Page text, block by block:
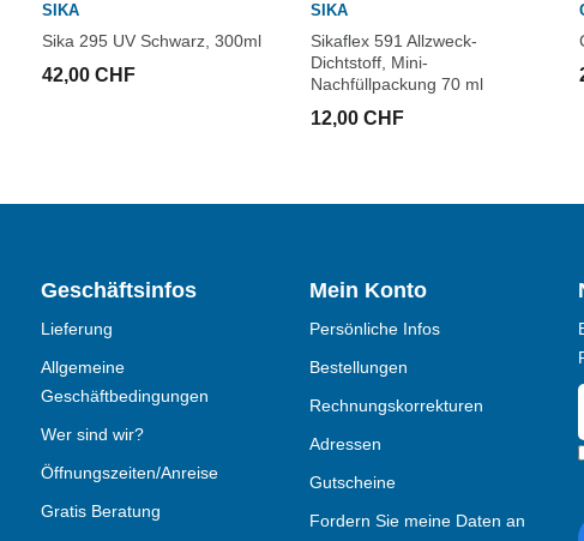
SIKA
Sika 295 UV Schwarz, 300ml
42,00 CHF
SIKA
Sikaflex 591 Allzweck-
Dichtstoff, Mini-
Nachfüllpackung 70 ml
12,00 CHF
Geschäftsinfos
Lieferung
Allgemeine
Geschäftbedingungen
Wer sind wir?
Öffnungszeiten/Anreise
Gratis Beratung
Mein Konto
Persönliche Infos
Bestellungen
Rechnungskorrekturen
Adressen
Gutscheine
Fordern Sie meine Daten an